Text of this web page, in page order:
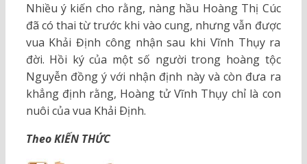
Nhiều ý kiến cho rằng, nàng hầu Hoàng Thị Cúc
đã có thai từ trước khi vào cung, nhưng vẫn được
vua Khải Định công nhận sau khi Vĩnh Thụy ra
đời. Hồi ký của một số người trong hoàng tộc
Nguyễn đồng ý với nhận định này và còn đưa ra
khẳng định rằng, Hoàng tử Vĩnh Thụy chỉ là con
nuôi của vua Khải Ðịnh.
Theo KIẾN THỨC